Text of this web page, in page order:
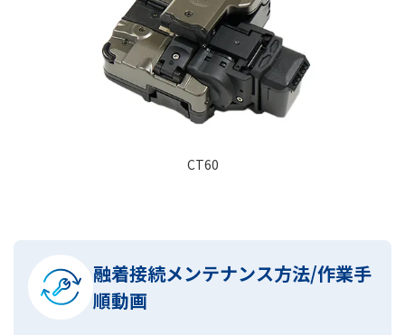
CT60
融着接続メンテナンス方法/作業手
順動画